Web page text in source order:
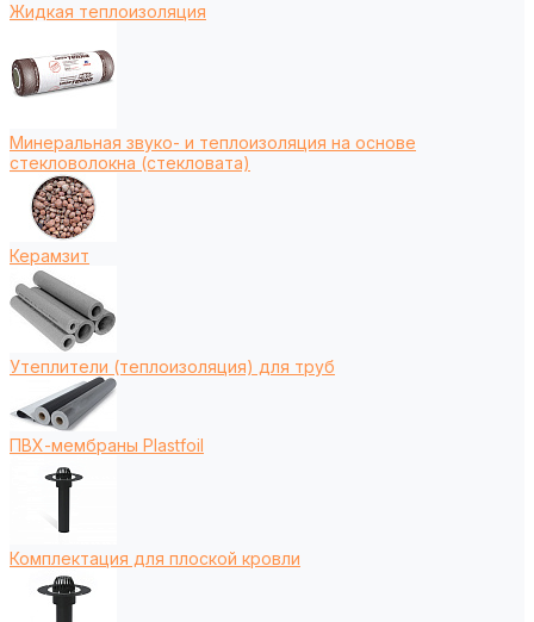
Жидкая теплоизоляция
Минеральная звуко- и теплоизоляция на основе
стекловолокна (стекловата)
Керамзит
Утеплители (теплоизоляция) для труб
ПВХ-мембраны Plastfoil
Комплектация для плоской кровли